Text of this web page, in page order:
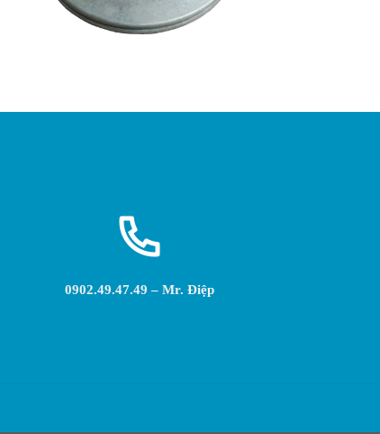
0902.49.47.49 – Mr. Điệp